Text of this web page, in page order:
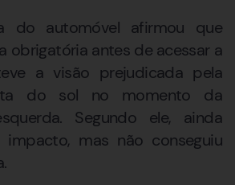
do automóvel afirmou que
obrigatória antes de acessar a
a visão prejudicada pela
do sol no momento da
Segundo ele, ainda
mas não conseguiu